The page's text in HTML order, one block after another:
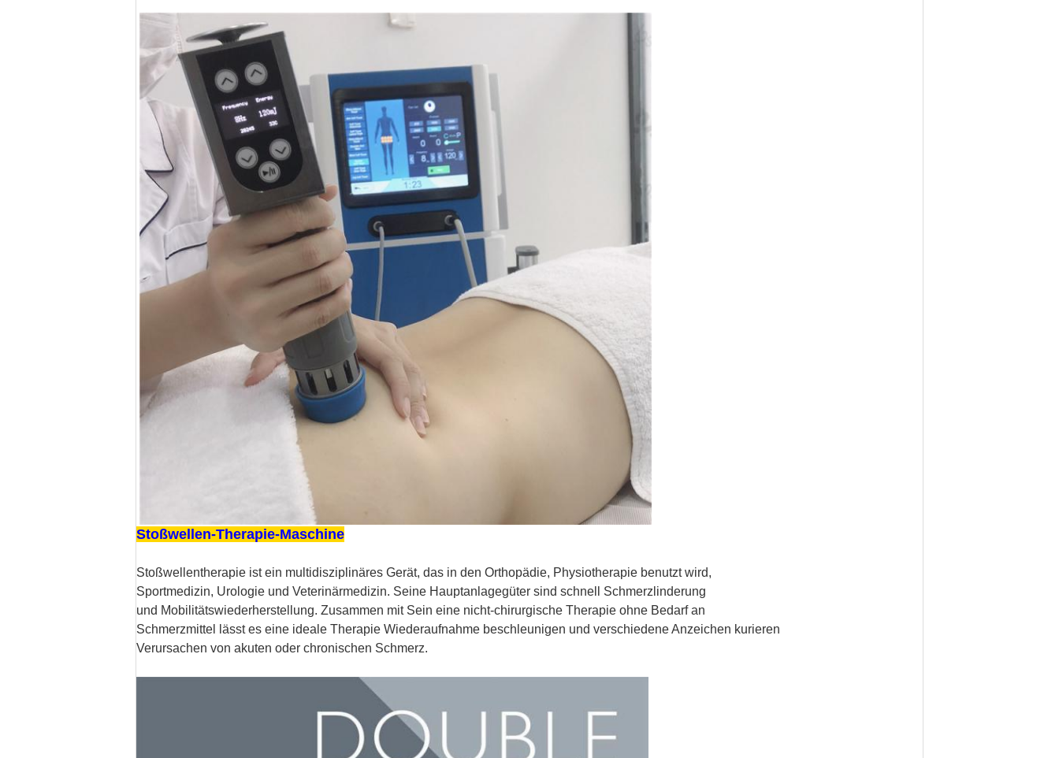
Stoßwellen-Therapie-Maschine
Stoßwellentherapie ist ein multidisziplinäres Gerät, das in den Orthopädie, Physiotherapie benutzt wird,
Sportmedizin, Urologie und Veterinärmedizin. Seine Hauptanlagegüter sind schnell Schmerzlinderung
und Mobilitätswiederherstellung. Zusammen mit Sein eine nicht-chirurgische Therapie ohne Bedarf an
Schmerzmittel lässt es eine ideale Therapie Wiederaufnahme beschleunigen und verschiedene Anzeichen kurieren
Verursachen von akuten oder chronischen Schmerz.